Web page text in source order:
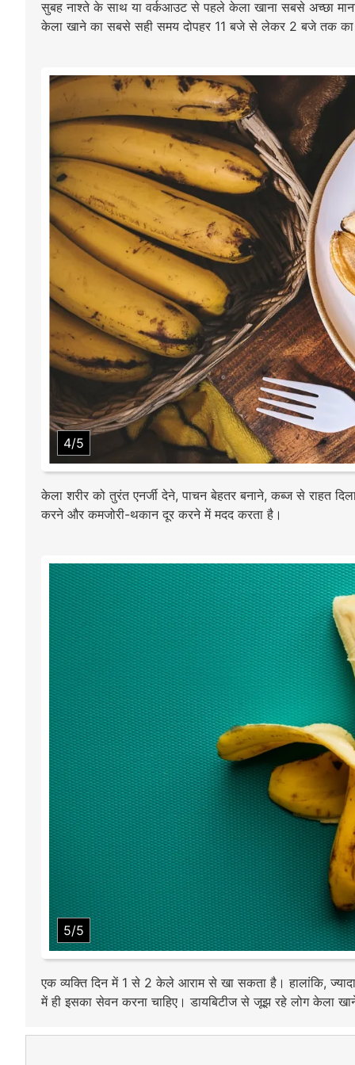
सुबह नाश्ते के साथ या वर्कआउट से पहले केला खाना सबसे अच्छा
केला खाने का सबसे सही समय दोपहर 11 बजे से लेकर 2 बजे तक
4/5
केला शरीर को तुरंत एनर्जी देने, पाचन बेहतर बनाने, कब्ज से राहत
करने और कमजोरी-थकान दूर करने में मदद करता है।
5/5
एक व्यक्ति दिन में 1 से 2 केले आराम से खा सकता है। हालांकि,
में ही इसका सेवन करना चाहिए। डायबिटीज से जूझ रहे लोग केला